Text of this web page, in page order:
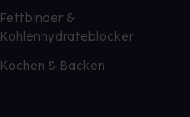
Fettbinder &
Kohlenhydrateblocker
Kochen & Backen